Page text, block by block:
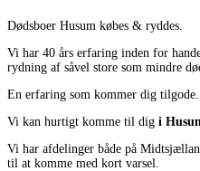
Dødsboer Husum købes & ryddes.
Vi har 40 års erfaring inden for
rydning af såvel store som mindre
En erfaring som kommer dig tilgode.
Vi kan hurtigt komme til dig i
Vi har afdelinger både på
til at komme med kort varsel.